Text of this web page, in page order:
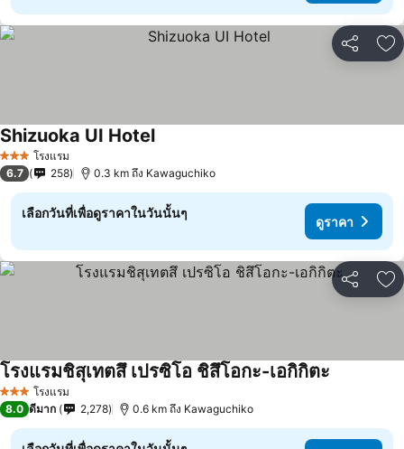
แชร์ เ
3 ดาว โรงแรม
Shizuoka UI Hotelดูราคา
6.7 258 0.3 km ถึง Kawaguchiko
เลือกวันที่เพื่อดูราคาในวันนั้นๆ
ดูราคา
แชร์ เ
3 ดาว โรงแรม
โรงแรมชิสุเทตสึ เปรซิโอ ชิสึโอกะ-เอกิกิตะ
8.0 ดีมาก 2,278 0.6 km ถึง Kawaguchiko